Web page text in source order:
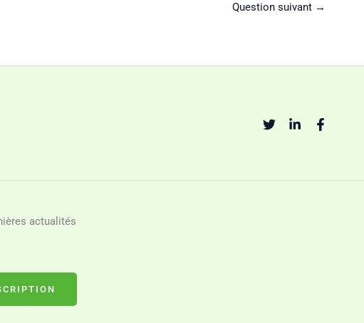
Question suivant →
actualités